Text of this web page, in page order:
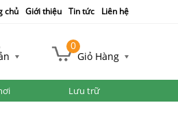
chủ Giới thiệu Tin tức Liên hệ
0
Giỏ Hàng
Lưu trữ